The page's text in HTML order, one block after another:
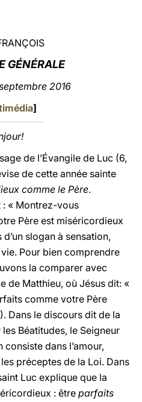
中文
LATINE
GÉNÉRALE
2016
]
de l’Évangile de Luc (6,
de cette année sainte
comme le Père.
: « Montrez-vous
Père est miséricordieux
slogan à sensation,
Pour bien comprendre
la comparer avec
de Matthieu, où Jésus dit: «
comme votre Père
Dans le discours dit de la
Béatitudes, le Seigneur
dans l’amour,
préceptes de la Loi. Dans
Luc explique que la
: être parfaits